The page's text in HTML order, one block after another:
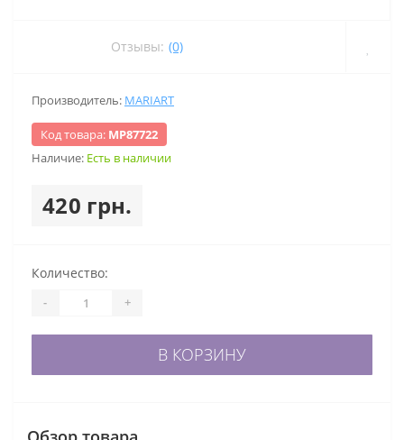
Отзывы: (0)
Производитель: MARIART
Код товара: МР87722
Наличие: Есть в наличии
420 грн.
Количество:
- +
В КОРЗИНУ